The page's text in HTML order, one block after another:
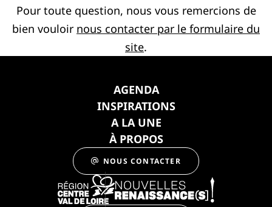
Pour toute question, nous vous remercions de
bien vouloir nous contacter par le formulaire du
site.
AGENDA
INSPIRATIONS
A LA UNE
À PROPOS
NOUS CONTACTER